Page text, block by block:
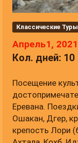
Классические Туры
Апрель1,
Кол. дней: 10
Посещение
Еревана.
Ошакан, Дгер,
крепость Лори